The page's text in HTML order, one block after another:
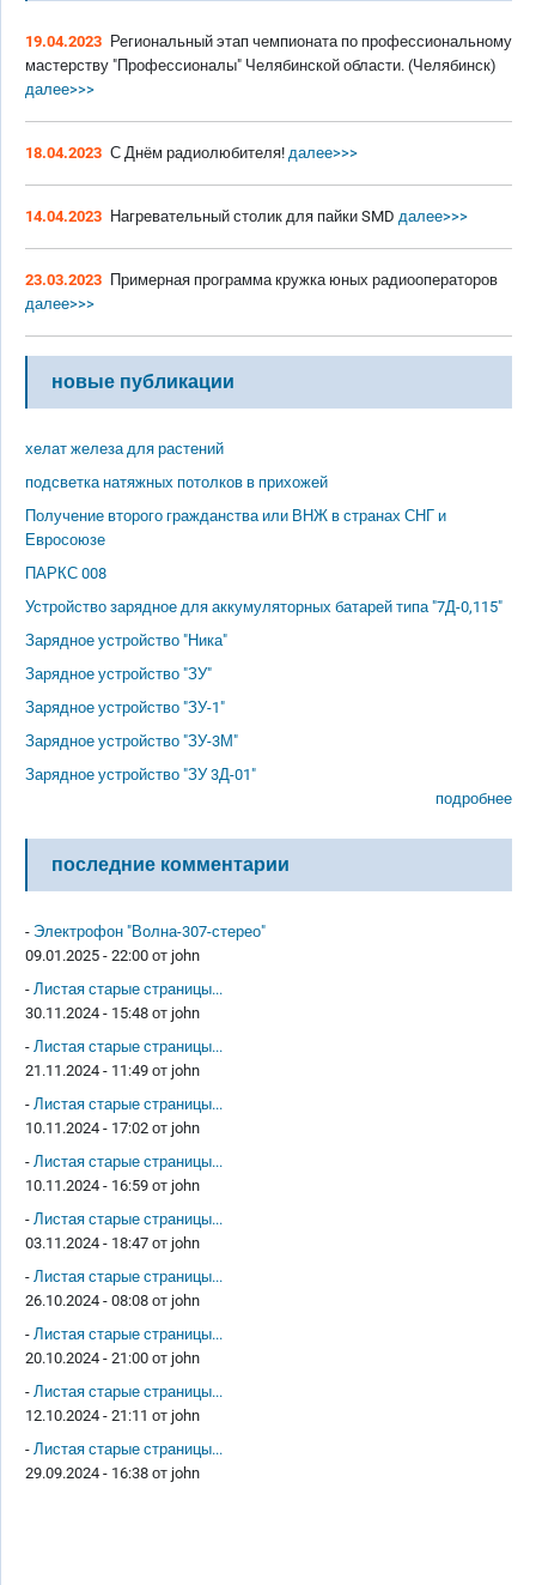
19.04.2023 Региональный этап чемпионата по профессиональному
мастерству "Профессионалы" Челябинской области. (Челябинск)
далее>>>
18.04.2023 С Днём радиолюбителя! далее>>>
14.04.2023 Нагревательный столик для пайки SMD далее>>>
23.03.2023 Примерная программа кружка юных радиооператоров
далее>>>
новые публикации
хелат железа для растений
подсветка натяжных потолков в прихожей
Получение второго гражданства или ВНЖ в странах СНГ и
Евросоюзе
ПАРКС 008
Устройство зарядное для аккумуляторных батарей типа "7Д-0,115"
Зарядное устройство "Ника"
Зарядное устройство "ЗУ"
Зарядное устройство "ЗУ-1"
Зарядное устройство "ЗУ-3М"
Зарядное устройство "ЗУ 3Д-01"
подробнее
последние комментарии
- Электрофон "Волна-307-стерео"
09.01.2025 - 22:00 от john
- Листая старые страницы...
30.11.2024 - 15:48 от john
- Листая старые страницы...
21.11.2024 - 11:49 от john
- Листая старые страницы...
10.11.2024 - 17:02 от john
- Листая старые страницы...
10.11.2024 - 16:59 от john
- Листая старые страницы...
03.11.2024 - 18:47 от john
- Листая старые страницы...
26.10.2024 - 08:08 от john
- Листая старые страницы...
20.10.2024 - 21:00 от john
- Листая старые страницы...
12.10.2024 - 21:11 от john
- Листая старые страницы...
29.09.2024 - 16:38 от john